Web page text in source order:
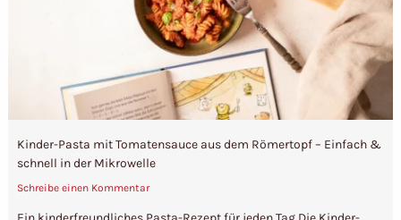
Kinder-Pasta mit Tomatensauce aus dem Römertopf – Einfach &
schnell in der Mikrowelle
Schreibe einen Kommentar